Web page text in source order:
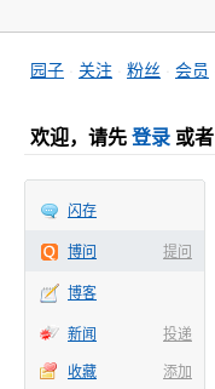
园子 关注 粉丝 会员
欢迎，请先登录 或者
闪存
提问
博问
博客
投递
新闻
添加
收藏